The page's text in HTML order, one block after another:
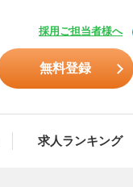
採用ご担当者様へ
無料登録
求人ランキング